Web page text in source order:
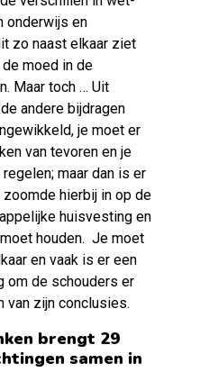
onderwijs en
zo naast elkaar ziet
moed in de
Maar toch … Uit
andere bijdragen
je moet er
van tevoren en je
maar dan is er
hierbij in op de
huisvesting en
houden. Je moet
en vaak is er een
om de schouders er
van zijn conclusies.
brengt 29
samen in